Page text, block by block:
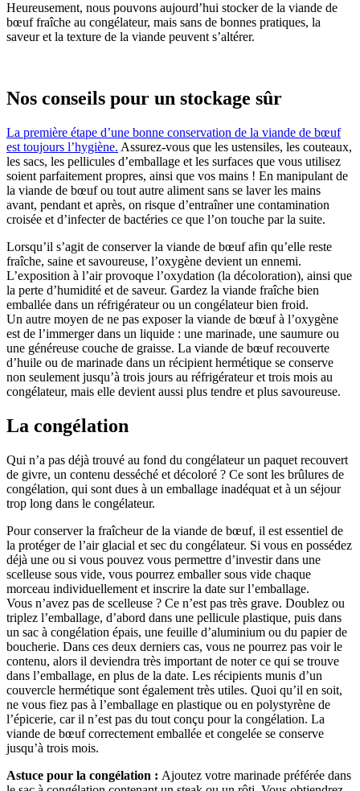
Heureusement, nous pouvons aujourd’hui stocker de la viande de
bœuf fraîche au congélateur, mais sans de bonnes pratiques, la
saveur et la texture de la viande peuvent s’altérer.
Nos conseils pour un stockage sûr
La première étape d’une bonne conservation de la viande de bœuf
est toujours l’hygiène. Assurez-vous que les ustensiles, les couteaux,
les sacs, les pellicules d’emballage et les surfaces que vous utilisez
soient parfaitement propres, ainsi que vos mains ! En manipulant de
la viande de bœuf ou tout autre aliment sans se laver les mains
avant, pendant et après, on risque d’entraîner une contamination
croisée et d’infecter de bactéries ce que l’on touche par la suite.
Lorsqu’il s’agit de conserver la viande de bœuf afin qu’elle reste
fraîche, saine et savoureuse, l’oxygène devient un ennemi.
L’exposition à l’air provoque l’oxydation (la décoloration), ainsi que
la perte d’humidité et de saveur. Gardez la viande fraîche bien
emballée dans un réfrigérateur ou un congélateur bien froid.
Un autre moyen de ne pas exposer la viande de bœuf à l’oxygène
est de l’immerger dans un liquide : une marinade, une saumure ou
une généreuse couche de graisse. La viande de bœuf recouverte
d’huile ou de marinade dans un récipient hermétique se conserve
non seulement jusqu’à trois jours au réfrigérateur et trois mois au
congélateur, mais elle devient aussi plus tendre et plus savoureuse.
La congélation
Qui n’a pas déjà trouvé au fond du congélateur un paquet recouvert
de givre, un contenu desséché et décoloré ? Ce sont les brûlures de
congélation, qui sont dues à un emballage inadéquat et à un séjour
trop long dans le congélateur.
Pour conserver la fraîcheur de la viande de bœuf, il est essentiel de
la protéger de l’air glacial et sec du congélateur. Si vous en possédez
déjà une ou si vous pouvez vous permettre d’investir dans une
scelleuse sous vide, vous pourrez emballer sous vide chaque
morceau individuellement et inscrire la date sur l’emballage.
Vous n’avez pas de scelleuse ? Ce n’est pas très grave. Doublez ou
triplez l’emballage, d’abord dans une pellicule plastique, puis dans
un sac à congélation épais, une feuille d’aluminium ou du papier de
boucherie. Dans ces deux derniers cas, vous ne pourrez pas voir le
contenu, alors il deviendra très important de noter ce qui se trouve
dans l’emballage, en plus de la date. Les récipients munis d’un
couvercle hermétique sont également très utiles. Quoi qu’il en soit,
ne vous fiez pas à l’emballage en plastique ou en polystyrène de
l’épicerie, car il n’est pas du tout conçu pour la congélation. La
viande de bœuf correctement emballée et congelée se conserve
jusqu’à trois mois.
Astuce pour la congélation : Ajoutez votre marinade préférée dans